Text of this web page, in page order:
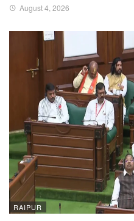
August 4, 2026
RAIPUR